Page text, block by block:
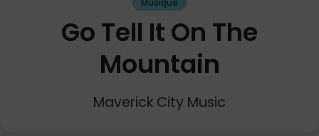
Musique
Go Tell It On The
Mountain
Maverick City Music